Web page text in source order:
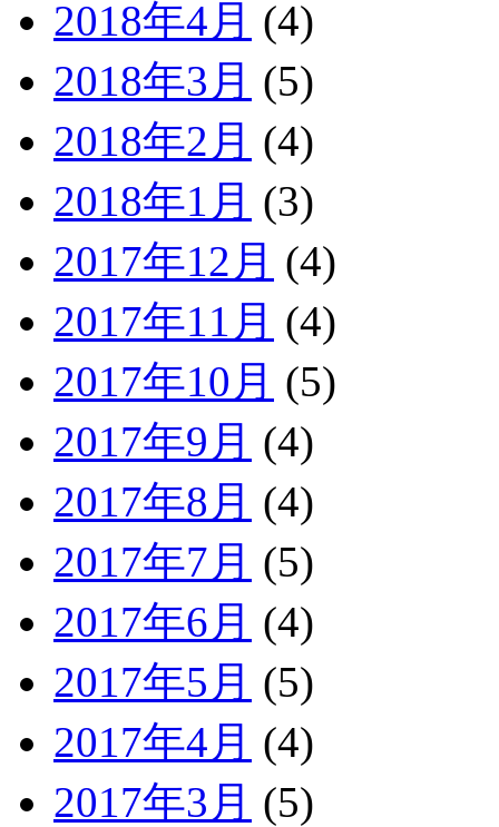
2018年4月 (4)
2018年3月 (5)
2018年2月 (4)
2018年1月 (3)
2017年12月 (4)
2017年11月 (4)
2017年10月 (5)
2017年9月 (4)
2017年8月 (4)
2017年7月 (5)
2017年6月 (4)
2017年5月 (5)
2017年4月 (4)
2017年3月 (5)